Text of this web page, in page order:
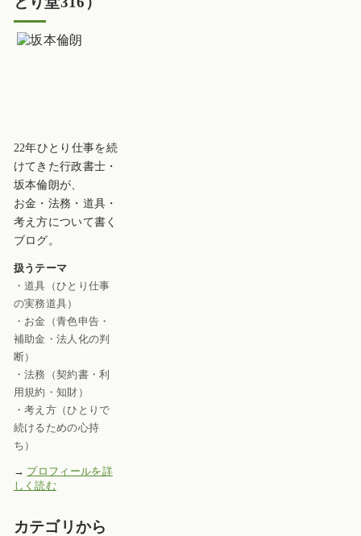
22年ひとり仕事を続
けてきた行政書士・
坂本倫朗が、
お金・法務・道具・
考え方について書く
ブログ。
扱うテーマ
・道具（ひとり仕事
の実務道具）
・お金（青色申告・
補助金・法人化の判
断）
・法務（契約書・利
用規約・知財）
・考え方（ひとりで
続けるための心持
ち）
→ プロフィールを詳
しく読む
カテゴリから